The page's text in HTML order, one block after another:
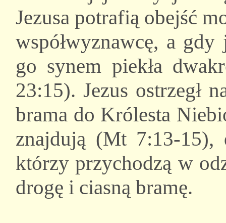
Jezusa potrafią obejść
współwyznawcę, a
go synem piekła
23:15). Jezus ostrzegł
brama do Królesta
znajdują (Mt 7:13-15),
którzy przychodzą w
drogę i ciasną bramę.